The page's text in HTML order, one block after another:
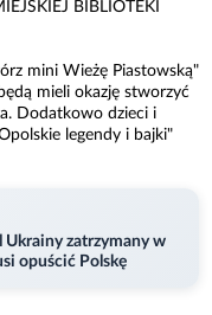
BIBLIOTEKI
mini Wieżę Piastowską"
mieli okazję stworzyć
Dodatkowo dzieci i
legendy i bajki"
Ukrainy zatrzymany w
opuścić Polskę